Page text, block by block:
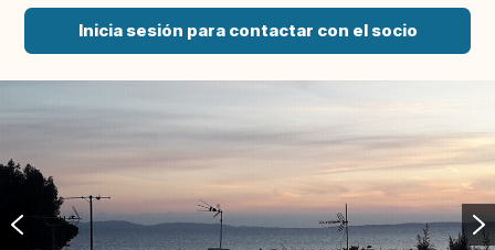
Inicia sesión para contactar con el socio